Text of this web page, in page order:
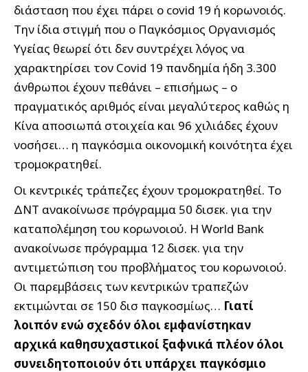
διάσταση που έχει πάρει ο covid 19 ή κορωνοιός.
Την ίδια στιγμή που ο Παγκόσμιος Οργανισμός
Υγείας θεωρεί ότι δεν συντρέχει λόγος να
χαρακτηρίσει τον Covid 19 πανδημία ήδη 3.300
άνθρωποι έχουν πεθάνει – επισήμως – ο
πραγματικός αριθμός είναι μεγαλύτερος καθώς η
Κίνα αποσιωπά στοιχεία και 96 χιλιάδες έχουν
νοσήσει… η παγκόσμια οικονομική κοινότητα έχει
τρομοκρατηθεί.
Οι κεντρικές τράπεζες έχουν τρομοκρατηθεί. Το
ΔΝΤ ανακοίνωσε πρόγραμμα 50 δισεκ. για την
καταπολέμηση του κορωνοιού. Η World Bank
ανακοίνωσε πρόγραμμα 12 δισεκ. για την
αντιμετώπιση του προβλήματος του κορωνοιού.
Οι παρεμβάσεις των κεντρικών τραπεζών
εκτιμώνται σε 150 δισ παγκοσμίως… Γιατί
λοιπόν ενώ σχεδόν όλοι εμφανίστηκαν
αρχικά καθησυχαστικοί ξαφνικά πλέον όλοι
συνειδητοποιούν ότι υπάρχει παγκόσμιο